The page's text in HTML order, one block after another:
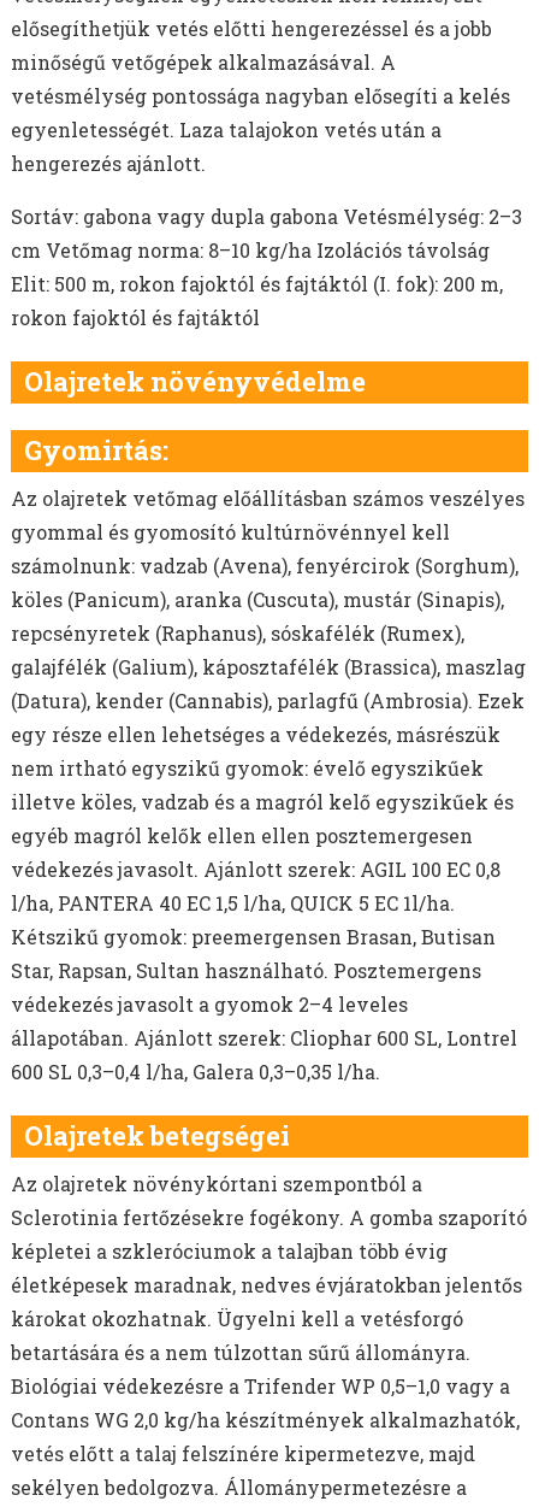
elősegíthetjük vetés előtti hengerezéssel és a jobb
minőségű vetőgépek alkalmazásával. A
vetésmélység pontossága nagyban elősegíti a kelés
egyenletességét. Laza talajokon vetés után a
hengerezés ajánlott.
Sortáv: gabona vagy dupla gabona Vetésmélység: 2–3
cm Vetőmag norma: 8–10 kg/ha Izolációs távolság
Elit: 500 m, rokon fajoktól és fajtáktól (I. fok): 200 m,
rokon fajoktól és fajtáktól
Olajretek növényvédelme
Gyomirtás:
Az olajretek vetőmag előállításban számos veszélyes
gyommal és gyomosító kultúrnövénnyel kell
számolnunk: vadzab (Avena), fenyércirok (Sorghum),
köles (Panicum), aranka (Cuscuta), mustár (Sinapis),
repcsényretek (Raphanus), sóskafélék (Rumex),
galajfélék (Galium), káposztafélék (Brassica), maszlag
(Datura), kender (Cannabis), parlagfű (Ambrosia). Ezek
egy része ellen lehetséges a védekezés, másrészük
nem irtható egyszikű gyomok: évelő egyszikűek
illetve köles, vadzab és a magról kelő egyszikűek és
egyéb magról kelők ellen ellen posztemergesen
védekezés javasolt. Ajánlott szerek: AGIL 100 EC 0,8
l/ha, PANTERA 40 EC 1,5 l/ha, QUICK 5 EC 1l/ha.
Kétszikű gyomok: preemergensen Brasan, Butisan
Star, Rapsan, Sultan használható. Posztemergens
védekezés javasolt a gyomok 2–4 leveles
állapotában. Ajánlott szerek: Cliophar 600 SL, Lontrel
600 SL 0,3–0,4 l/ha, Galera 0,3–0,35 l/ha.
Olajretek betegségei
Az olajretek növénykórtani szempontból a
Sclerotinia fertőzésekre fogékony. A gomba szaporító
képletei a szkleróciumok a talajban több évig
életképesek maradnak, nedves évjáratokban jelentős
károkat okozhatnak. Ügyelni kell a vetésforgó
betartására és a nem túlzottan sűrű állományra.
Biológiai védekezésre a Trifender WP 0,5–1,0 vagy a
Contans WG 2,0 kg/ha készítmények alkalmazhatók,
vetés előtt a talaj felszínére kipermetezve, majd
sekélyen bedolgozva. Állománypermetezésre a